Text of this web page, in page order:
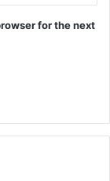
for the next